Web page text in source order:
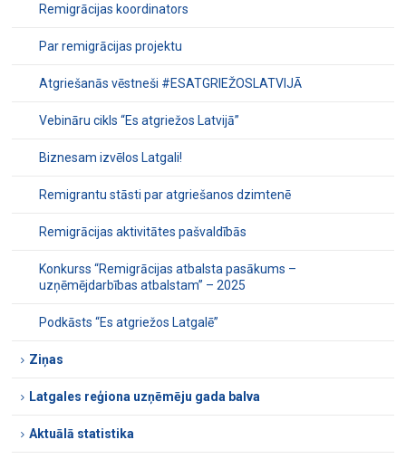
Remigrācijas koordinators
Par remigrācijas projektu
Atgriešanās vēstneši #ESATGRIEŽOSLATVIJĀ
Vebināru cikls “Es atgriežos Latvijā”
Biznesam izvēlos Latgali!
Remigrantu stāsti par atgriešanos dzimtenē
Remigrācijas aktivitātes pašvaldībās
Konkurss “Remigrācijas atbalsta pasākums –
uzņēmējdarbības atbalstam” – 2025
Podkāsts “Es atgriežos Latgalē”
Ziņas
Latgales reģiona uzņēmēju gada balva
Aktuālā statistika